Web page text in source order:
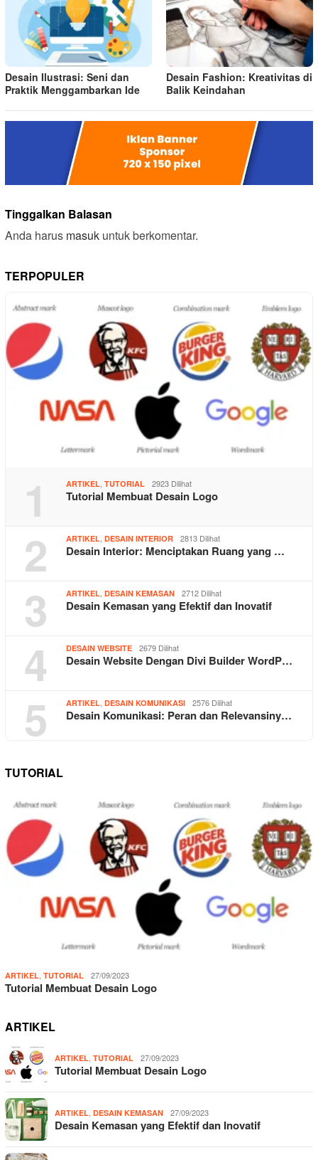
Desain Ilustrasi: Seni dan
Praktik Menggambarkan Ide
Desain Fashion: Kreativitas di
Balik Keindahan
Tinggalkan Balasan
Anda harus masuk untuk berkomentar.
TERPOPULER
1 ARTIKEL TUTORIAL 2923 Dilihat
Tutorial Membuat Desain Logo
2 ARTIKEL DESAIN INTERIOR 2813 Dilihat
Desain Interior: Menciptakan Ruang yang …
3 ARTIKEL DESAIN KEMASAN 2712 Dilihat
Desain Kemasan yang Efektif dan Inovatif
4 DESAIN WEBSITE 2679 Dilihat
Desain Website Dengan Divi Builder WordP…
5 ARTIKEL DESAIN KOMUNIKASI 2576 Dilihat
Desain Komunikasi: Peran dan Relevansiny…
TUTORIAL
ARTIKEL TUTORIAL 27/09/2023
Tutorial Membuat Desain Logo
ARTIKEL
ARTIKEL TUTORIAL 27/09/2023
Tutorial Membuat Desain Logo
ARTIKEL DESAIN KEMASAN 27/09/2023
Desain Kemasan yang Efektif dan Inovatif